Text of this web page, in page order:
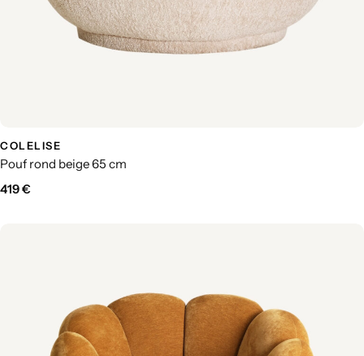
COLELISE
Pouf rond beige 65 cm
419€